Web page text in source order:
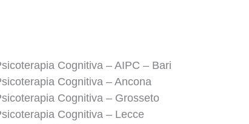
Cognitiva – AIPC – Bari
Cognitiva – Ancona
Cognitiva – Grosseto
Cognitiva – Lecce